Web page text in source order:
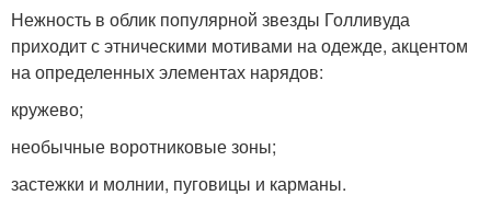
Нежность в облик популярной звезды Голливуда
приходит с этническими мотивами на одежде, акцентом
на определенных элементах нарядов:
кружево;
необычные воротниковые зоны;
застежки и молнии, пуговицы и карманы.